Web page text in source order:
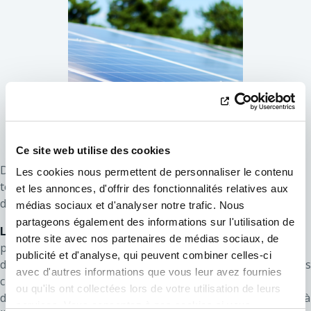
Ce site web utilise des cookies
Les cookies nous permettent de personnaliser le contenu
et les annonces, d'offrir des fonctionnalités relatives aux
médias sociaux et d'analyser notre trafic. Nous
partageons également des informations sur l'utilisation de
notre site avec nos partenaires de médias sociaux, de
publicité et d'analyse, qui peuvent combiner celles-ci
avec d'autres informations que vous leur avez fournies
ou qu'ils ont collectées lors de votre utilisation de leurs
Dans le cadre duprojet Solormax, nous réalisons des
tests auprès d'une vingtaine de prosumers volontaires
dans les communes de Marche-en-Famenne et Flobecq.
L’objectif :
moduler leur production photovoltaïque pour
prévenir les surtensions sur le réseau et les décrochages
d’onduleurs. Grâce à l’installation d’équipements spécifiques
chez ces participants et à la mise en place d’un calculateur
d’état électrique du réseau en temps réel, nous cherchons à